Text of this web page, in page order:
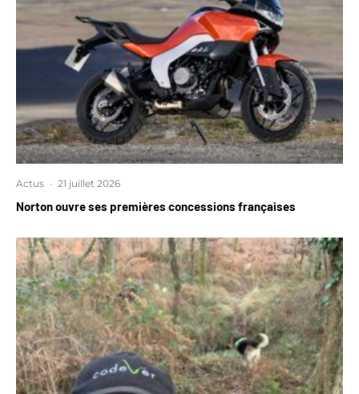
Actus · 21 juillet 2026
Norton ouvre ses premières concessions françaises